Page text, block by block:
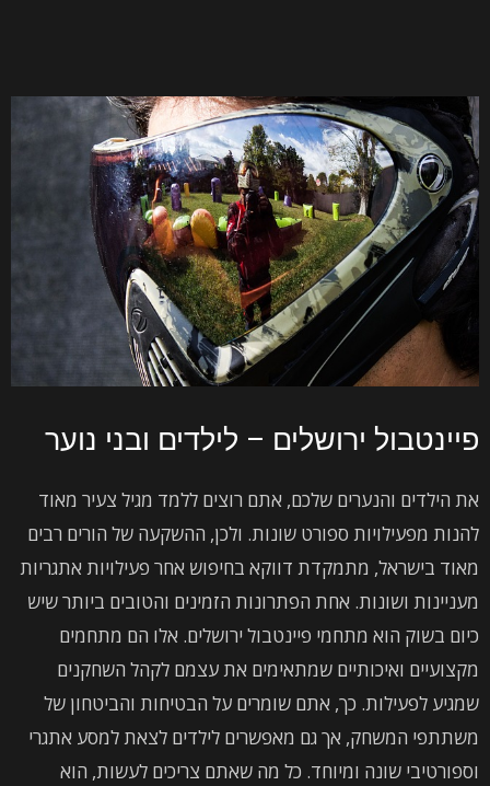
פיינטבול ירושלים – לילדים ובני נוער
את הילדים והנערים שלכם, אתם רוצים ללמד מגיל צעיר מאוד
להנות מפעילויות ספורט שונות. ולכן, ההשקעה של הורים רבים
מאוד בישראל, מתמקדת דווקא בחיפוש אחר פעילויות אתגריות
מעניינות ושונות. אחת הפתרונות הזמינים והטובים ביותר שיש
כיום בשוק הוא מתחמי פיינטבול ירושלים. אלו הם מתחמים
מקצועיים ואיכותיים שמתאימים את עצמם לקהל השחקנים
שמגיע לפעילות. כך, אתם שומרים על הבטיחות והביטחון של
משתתפי המשחק, אך גם מאפשרים לילדים לצאת למסע אתגרי
וספורטיבי שונה ומיוחד. כל מה שאתם צריכים לעשות, הוא